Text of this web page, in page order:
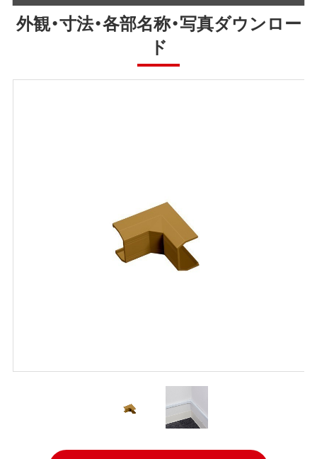
外観・寸法・各部名称・写真ダウンロー
ド